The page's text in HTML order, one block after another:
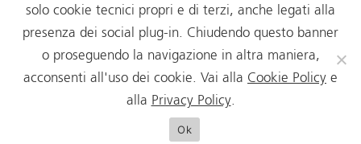
Edito da: Comitato Trieste Contemporanea
Anno: 2011
Descrizione: 104 p., 32 cm
solo cookie tecnici propri e di terzi, anche legati alla
presenza dei social plug-in. Chiudendo questo banner
o proseguendo la navigazione in altra maniera,
acconsenti all'uso dei cookie. Vai alla Cookie Policy e
alla Privacy Policy.
Ok